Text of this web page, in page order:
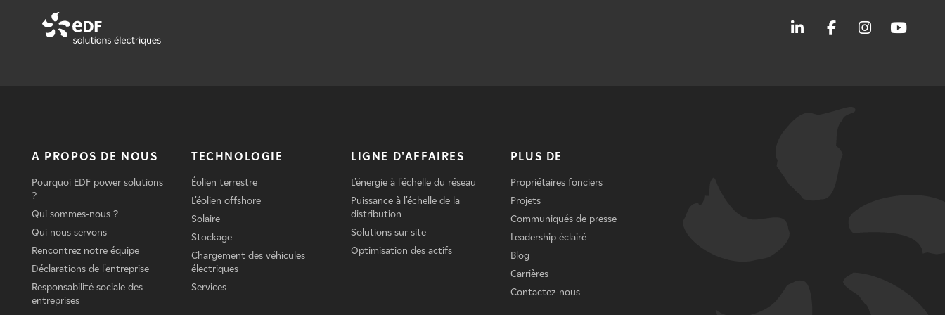
A PROPOS DE NOUS
Pourquoi EDF power solutions
?
Qui sommes-nous ?
Qui nous servons
Rencontrez notre équipe
Déclarations de l'entreprise
Responsabilité sociale des
entreprises
TECHNOLOGIE
Éolien terrestre
L'éolien offshore
Solaire
Stockage
Chargement des véhicules
électriques
Services
LIGNE D'AFFAIRES
L'énergie à l'échelle du réseau
Puissance à l'échelle de la
distribution
Solutions sur site
Optimisation des actifs
PLUS DE
Propriétaires fonciers
Projets
Communiqués de presse
Leadership éclairé
Blog
Carrières
Contactez-nous